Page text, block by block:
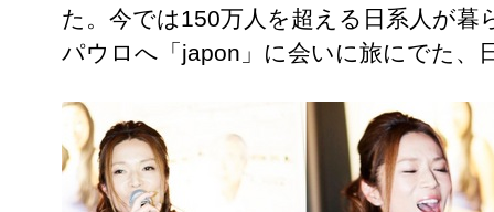
た。今では150万人を超える日系人が暮
パウロへ「japon」に会いに旅にでた、